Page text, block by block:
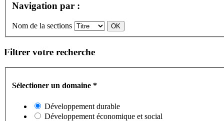
Navigation par :
Nom de la sections
Filtrer votre recherche
Sélectioner un domaine *
Développement durable
Développement économique et social